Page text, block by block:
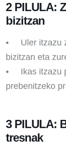
2 PILULA:
bizitzan
• Uler itzazu
bizitzan eta
• Ikas itzazu
prebenitzeko
3 PILULA:
tresnak